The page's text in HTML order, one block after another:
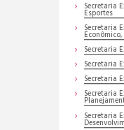
Secretaria
Esportes
Secretaria
Secretaria
Secretaria
Secretaria
Secretaria
Secretaria